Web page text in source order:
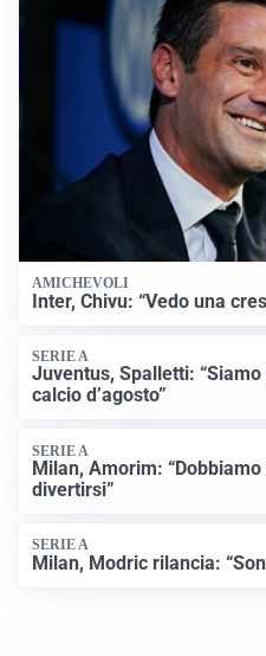
AMICHEVOLI
Inter, Chivu: “Vedo una
SERIE A
Juventus, Spalletti:
calcio d’agosto”
SERIE A
Milan, Amorim:
divertirsi”
SERIE A
Milan, Modric rilancia: